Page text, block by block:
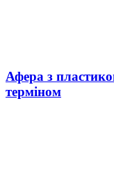
Афера з
терміном